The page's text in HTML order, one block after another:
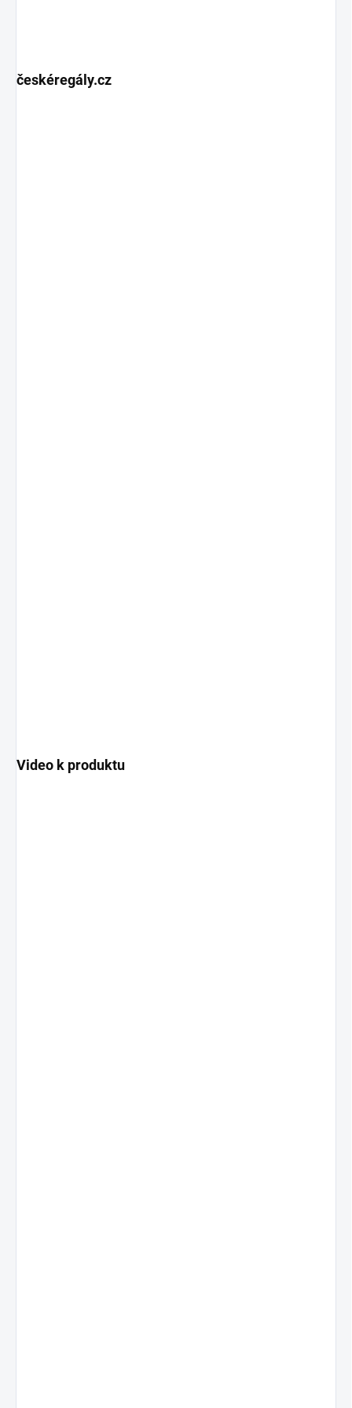
českéregály.cz
Video k produktu